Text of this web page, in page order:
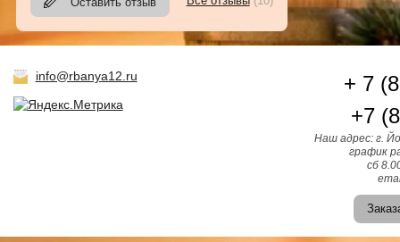
info@rbanya12.ru
+ 7
+7
Наш адрес: г.
график
сб